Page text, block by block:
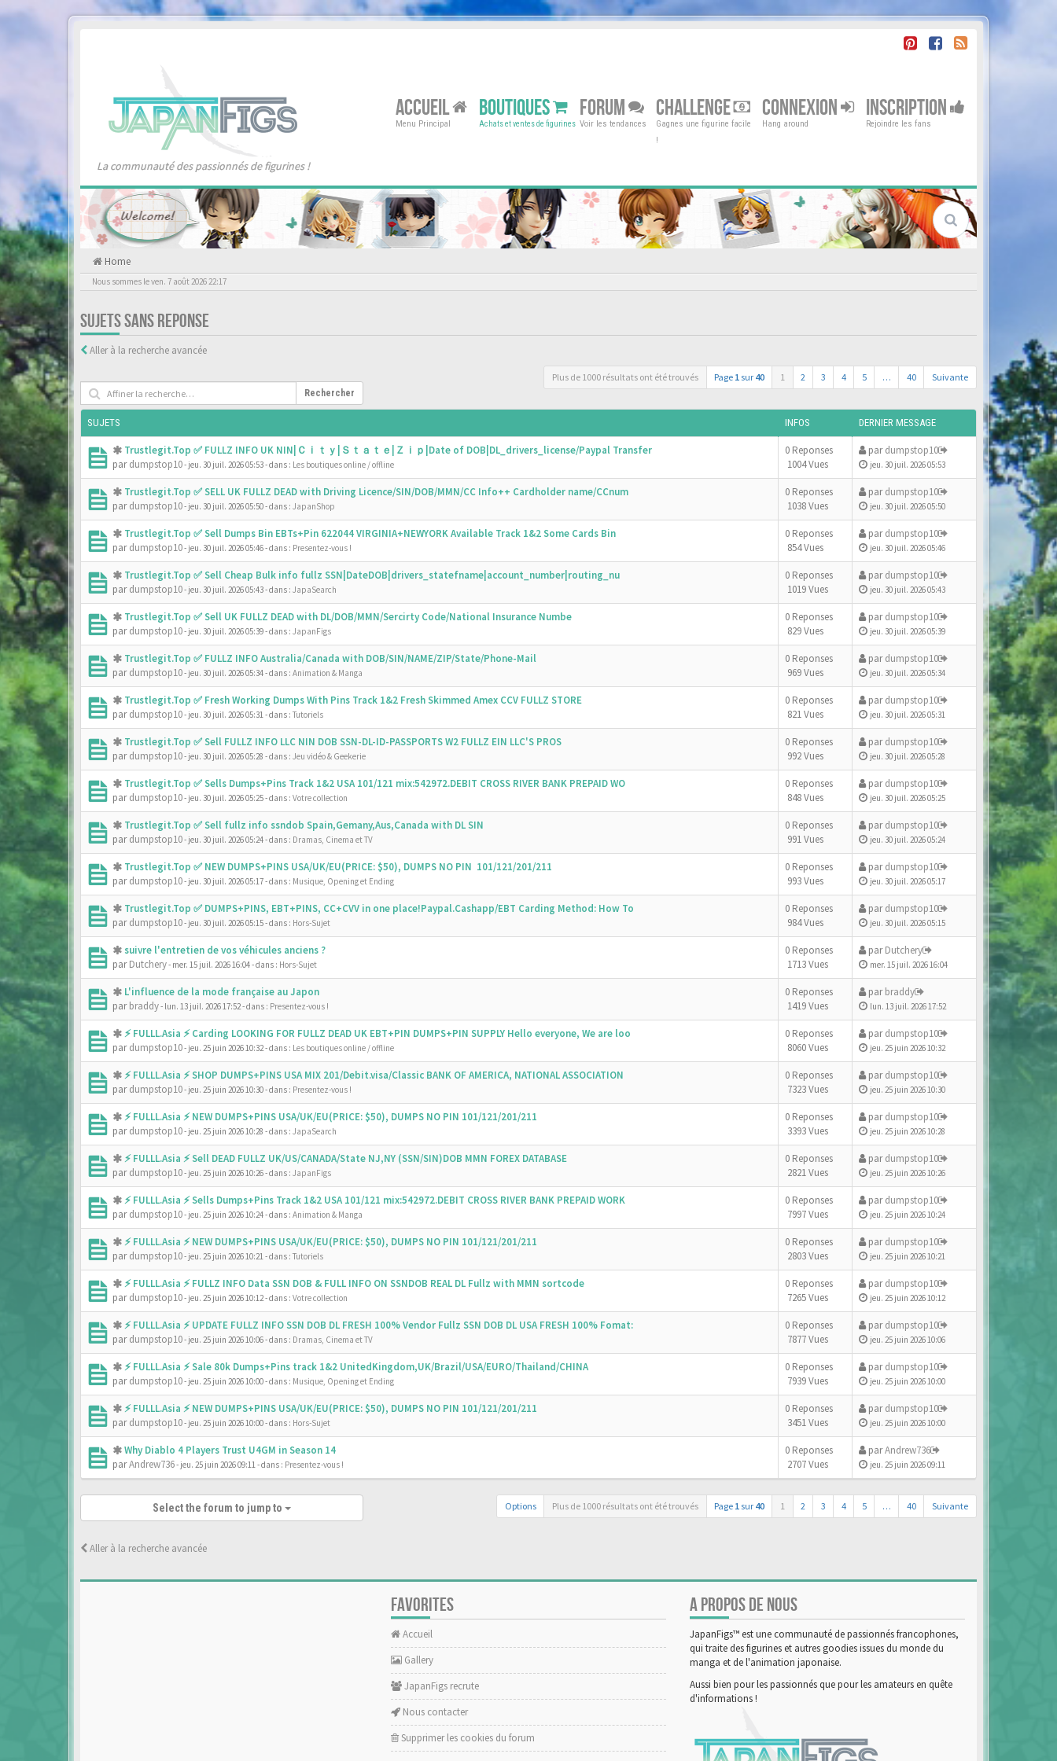
La communauté des passionnés de figurines !
ACCUEIL
Menu Principal
BOUTIQUES
Achats et ventes de figurines
FORUM
Voir les tendances
CHALLENGE
Gagnes une figurine facile
!
CONNEXION
Hang around
INSCRIPTION
Rejoindre les fans
Home
Nous sommes le ven. 7 août 2026 22:17
SUJETS SANS REPONSE
Aller à la recherche avancée
Rechercher
Plus de 1000 résultats ont été trouvés Page 1 sur 40 1 2 3 4 5 … 40 Suivante
SUJETS INFOS DERNIER MESSAGE
Trustlegit.Top ✅ FULLZ INFO UK NIN|Ｃｉｔｙ|Ｓｔａｔｅ|Ｚｉｐ|Date of DOB|DL_drivers_license/Paypal Transfer
pardumpstop10- jeu. 30 juil. 2026 05:53- dans : Les boutiques online / offline
0 Reponses
1004 Vues
pardumpstop10
jeu. 30 juil. 2026 05:53
Trustlegit.Top ✅ SELL UK FULLZ DEAD with Driving Licence/SIN/DOB/MMN/CC Info++ Cardholder name/CCnum
pardumpstop10- jeu. 30 juil. 2026 05:50- dans : JapanShop
0 Reponses
1038 Vues
pardumpstop10
jeu. 30 juil. 2026 05:50
Trustlegit.Top ✅ Sell Dumps Bin EBTs+Pin 622044 VIRGINIA+NEWYORK Available Track 1&2 Some Cards Bin
pardumpstop10- jeu. 30 juil. 2026 05:46- dans : Presentez-vous !
0 Reponses
854 Vues
pardumpstop10
jeu. 30 juil. 2026 05:46
Trustlegit.Top ✅ Sell Cheap Bulk info fullz SSN|DateDOB|drivers_statefname|account_number|routing_nu
pardumpstop10- jeu. 30 juil. 2026 05:43- dans : JapaSearch
0 Reponses
1019 Vues
pardumpstop10
jeu. 30 juil. 2026 05:43
Trustlegit.Top ✅ Sell UK FULLZ DEAD with DL/DOB/MMN/Sercirty Code/National Insurance Numbe
pardumpstop10- jeu. 30 juil. 2026 05:39- dans : JapanFigs
0 Reponses
829 Vues
pardumpstop10
jeu. 30 juil. 2026 05:39
Trustlegit.Top ✅ FULLZ INFO Australia/Canada with DOB/SIN/NAME/ZIP/State/Phone-Mail
pardumpstop10- jeu. 30 juil. 2026 05:34- dans : Animation & Manga
0 Reponses
969 Vues
pardumpstop10
jeu. 30 juil. 2026 05:34
Trustlegit.Top ✅ Fresh Working Dumps With Pins Track 1&2 Fresh Skimmed Amex CCV FULLZ STORE
pardumpstop10- jeu. 30 juil. 2026 05:31- dans : Tutoriels
0 Reponses
821 Vues
pardumpstop10
jeu. 30 juil. 2026 05:31
Trustlegit.Top ✅ Sell FULLZ INFO LLC NIN DOB SSN-DL-ID-PASSPORTS W2 FULLZ EIN LLC'S PROS
pardumpstop10- jeu. 30 juil. 2026 05:28 - dans : Jeu vidéo & Geekerie
0 Reponses
992 Vues
pardumpstop10
jeu. 30 juil. 2026 05:28
Trustlegit.Top ✅ Sells Dumps+Pins Track 1&2 USA 101/121 mix:542972.DEBIT CROSS RIVER BANK PREPAID WO
pardumpstop10- jeu. 30 juil. 2026 05:25- dans : Votre collection
0 Reponses
848 Vues
pardumpstop10
jeu. 30 juil. 2026 05:25
Trustlegit.Top ✅ Sell fullz info ssndob Spain,Gemany,Aus,Canada with DL SIN
pardumpstop10- jeu. 30 juil. 2026 05:24- dans : Dramas, Cinema et TV
0 Reponses
991 Vues
pardumpstop10
jeu. 30 juil. 2026 05:24
Trustlegit.Top ✅ NEW DUMPS+PINS USA/UK/EU(PRICE: $50), DUMPS NO PIN 101/121/201/211
pardumpstop10- jeu. 30 juil. 2026 05:17- dans : Musique, Opening et Ending
0 Reponses
993 Vues
pardumpstop10
jeu. 30 juil. 2026 05:17
Trustlegit.Top ✅ DUMPS+PINS, EBT+PINS, CC+CVV in one place!Paypal.Cashapp/EBT Carding Method: How To
pardumpstop10- jeu. 30 juil. 2026 05:15- dans : Hors-Sujet
0 Reponses
984 Vues
pardumpstop10
jeu. 30 juil. 2026 05:15
suivre l'entretien de vos véhicules anciens ?
parDutchery- mer. 15 juil. 2026 16:04- dans : Hors-Sujet
0 Reponses
1713 Vues
parDutchery
mer. 15 juil. 2026 16:04
L'influence de la mode française au Japon
parbraddy- lun. 13 juil. 2026 17:52- dans : Presentez-vous !
0 Reponses
1419 Vues
parbraddy
lun. 13 juil. 2026 17:52
⚡ FULLL.Asia ⚡ Carding LOOKING FOR FULLZ DEAD UK EBT+PIN DUMPS+PIN SUPPLY Hello everyone, We are loo
pardumpstop10- jeu. 25 juin 2026 10:32- dans : Les boutiques online / offline
0 Reponses
8060 Vues
pardumpstop10
jeu. 25 juin 2026 10:32
⚡ FULLL.Asia ⚡ SHOP DUMPS+PINS USA MIX 201/Debit.visa/Classic BANK OF AMERICA, NATIONAL ASSOCIATION
pardumpstop10- jeu. 25 juin 2026 10:30- dans : Presentez-vous !
0 Reponses
7323 Vues
pardumpstop10
jeu. 25 juin 2026 10:30
⚡ FULLL.Asia ⚡ NEW DUMPS+PINS USA/UK/EU(PRICE: $50), DUMPS NO PIN 101/121/201/211
pardumpstop10- jeu. 25 juin 2026 10:28 - dans : JapaSearch
0 Reponses
3393 Vues
pardumpstop10
jeu. 25 juin 2026 10:28
⚡ FULLL.Asia ⚡ Sell DEAD FULLZ UK/US/CANADA/State NJ,NY (SSN/SIN)DOB MMN FOREX DATABASE
pardumpstop10- jeu. 25 juin 2026 10:26- dans : JapanFigs
0 Reponses
2821 Vues
pardumpstop10
jeu. 25 juin 2026 10:26
⚡ FULLL.Asia ⚡ Sells Dumps+Pins Track 1&2 USA 101/121 mix:542972.DEBIT CROSS RIVER BANK PREPAID WORK
pardumpstop10- jeu. 25 juin 2026 10:24- dans : Animation & Manga
0 Reponses
7997 Vues
pardumpstop10
jeu. 25 juin 2026 10:24
⚡ FULLL.Asia ⚡ NEW DUMPS+PINS USA/UK/EU(PRICE: $50), DUMPS NO PIN 101/121/201/211
pardumpstop10- jeu. 25 juin 2026 10:21- dans : Tutoriels
0 Reponses
2803 Vues
pardumpstop10
jeu. 25 juin 2026 10:21
⚡ FULLL.Asia ⚡ FULLZ INFO Data SSN DOB & FULL INFO ON SSNDOB REAL DL Fullz with MMN sortcode
pardumpstop10- jeu. 25 juin 2026 10:12- dans : Votre collection
0 Reponses
7265 Vues
pardumpstop10
jeu. 25 juin 2026 10:12
⚡ FULLL.Asia ⚡ UPDATE FULLZ INFO SSN DOB DL FRESH 100% Vendor Fullz SSN DOB DL USA FRESH 100% Fomat:
pardumpstop10- jeu. 25 juin 2026 10:06- dans : Dramas, Cinema et TV
0 Reponses
7877 Vues
pardumpstop10
jeu. 25 juin 2026 10:06
⚡ FULLL.Asia ⚡ Sale 80k Dumps+Pins track 1&2 UnitedKingdom,UK/Brazil/USA/EURO/Thailand/CHINA
pardumpstop10- jeu. 25 juin 2026 10:00- dans : Musique, Opening et Ending
0 Reponses
7939 Vues
pardumpstop10
jeu. 25 juin 2026 10:00
⚡ FULLL.Asia ⚡ NEW DUMPS+PINS USA/UK/EU(PRICE: $50), DUMPS NO PIN 101/121/201/211
pardumpstop10- jeu. 25 juin 2026 10:00- dans : Hors-Sujet
0 Reponses
3451 Vues
pardumpstop10
jeu. 25 juin 2026 10:00
Why Diablo 4 Players Trust U4GM in Season 14
parAndrew736- jeu. 25 juin 2026 09:11- dans : Presentez-vous !
0 Reponses
2707 Vues
parAndrew736
jeu. 25 juin 2026 09:11
Options Plus de 1000 résultats ont été trouvés Page 1 sur 40 1 2 3 4 5 … 40 Suivante
Select the forum to jump to
Aller à la recherche avancée
FAVORITES
Accueil
Gallery
JapanFigs recrute
Nous contacter
Supprimer les cookies du forum
A PROPOS DE NOUS
JapanFigs™ est une communauté de passionnés francophones,
qui traite des figurines et autres goodies issues du monde du
manga et de l'animation japonaise.
Aussi bien pour les passionnés que pour les amateurs en quête
d'informations !